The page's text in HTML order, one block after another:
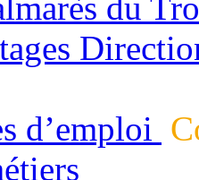
d’emploi